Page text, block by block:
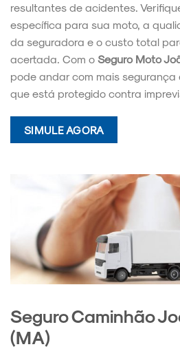
resultantes de acidentes.
específica para sua moto, a
da seguradora e o custo total
acertada. Com o Seguro Moto
pode andar com mais
que está protegido contra
SIMULE AGORA
Seguro Caminhão
(MA)